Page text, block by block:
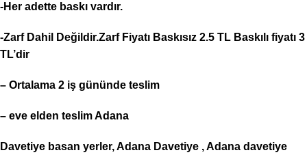
-Her adette baskı vardır.
-Zarf Dahil Değildir.Zarf Fiyatı Baskısız 2.5 TL Baskılı fiyatı 3
TL’dir
– Ortalama 2 iş gününde teslim
– eve elden teslim Adana
Davetiye basan yerler, Adana Davetiye , Adana davetiye